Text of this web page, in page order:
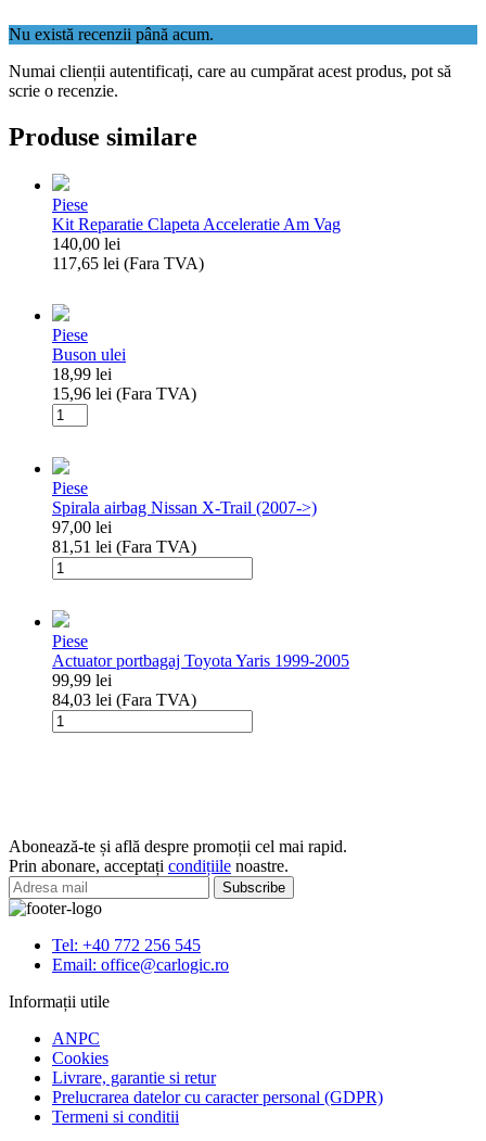
Nu există recenzii până acum.
Numai clienții autentificați, care au cumpărat acest produs, pot să
scrie o recenzie.
Produse similare
Piese
Kit Reparatie Clapeta Acceleratie Am Vag
140,00 lei
117,65 lei (Fara TVA)
Kit
Reparatie
Clapeta
Acceleratie
Am
Vag
Piese
Buson ulei
18,99 lei
15,96 lei (Fara TVA)
Cantitate
Buson
Piese
Spirala airbag Nissan X-Trail (2007->)
97,00 lei
81,51 lei (Fara TVA)
Cantitate
Spirala
Nissan
X-
Trail
(2007-
>)
Piese
Actuator portbagaj Toyota Yaris 1999-2005
99,99 lei
84,03 lei (Fara TVA)
Cantitate
Actuator
Abonează-te și află despre promoții cel mai rapid.
Prin abonare, acceptați condițiile noastre.
Tel: +40 772 256 545
Email: office@carlogic.ro
Informații utile
ANPC
Cookies
Livrare, garantie si retur
Prelucrarea datelor cu caracter personal (GDPR)
Termeni si conditii